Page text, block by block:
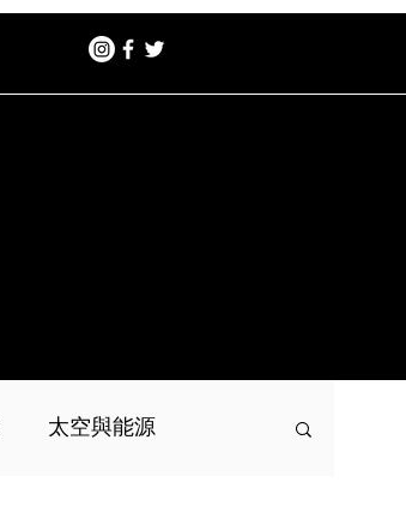
太空與能源